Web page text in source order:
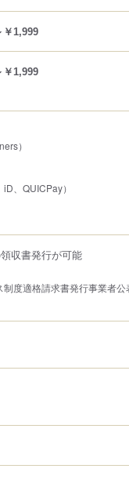
￥1,999
￥1,999
）
、QUICPay）
収書発行が可能
度適格請求書発行事業者公